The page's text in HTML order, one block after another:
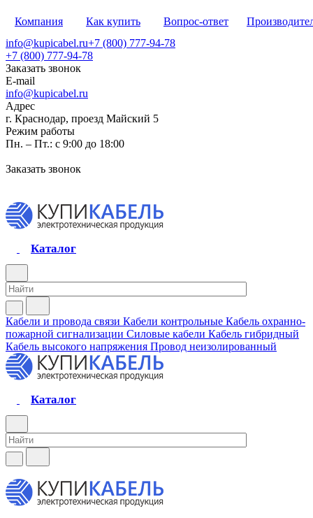
Компания Как купить Вопрос-ответ
info@kupicabel.ru+7 (800) 777-94-78
+7 (800) 777-94-78
Заказать звонок
E-mail
info@kupicabel.ru
Адрес
г. Краснодар, проезд Майский 5
Режим работы
Пн. – Пт.: с 9:00 до 18:00
Заказать звонок
Каталог
Кабели и провода связи Кабели контрольные Кабель охранно-
пожарной сигнализации Силовые кабели Кабель гибридный
Кабель высокого напряжения Провод неизолированный
Каталог